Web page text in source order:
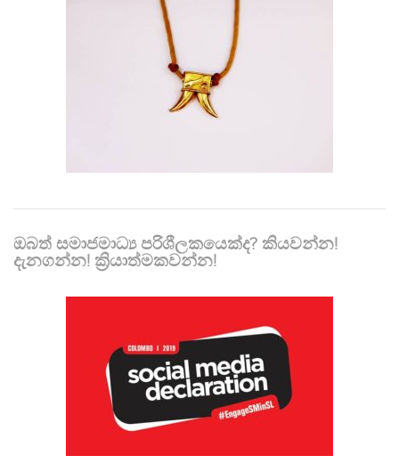
ඔබත් සමාජමාධ්‍ය පරිශීලකයෙක්ද? කියවන්න!
දැනගන්න! ක්‍රියාත්මකවන්න!